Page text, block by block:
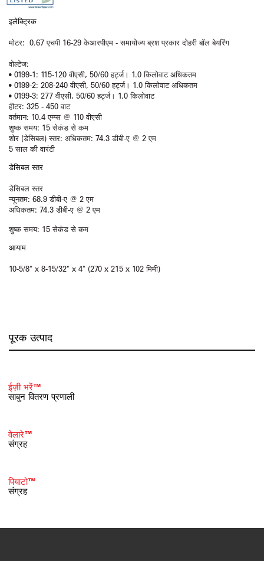
इलेक्ट्रिक
मोटर: 0.67 एचपी 16-29 केआरपीएम - समायोज्य ब्रश प्रकार दोहरी बॉल बेयरिंग
वोल्‍टेज:
• 0199-1: 115-120 वीएसी, 50/60 हर्ट्ज। 1.0 किलोवाट अधिकतम
• 0199-2: 208-240 वीएसी, 50/60 हर्ट्ज। 1.0 किलोवाट अधिकतम
• 0199-3: 277 वीएसी, 50/60 हर्ट्ज। 1.0 किलोवाट
हीटर: 325 - 450 वाट
वर्तमान: 10.4 एम्प्स @ 110 वीएसी
शुष्क समय: 15 सेकंड से कम
शोर (डेसिबल) स्तर: अधिकतम: 74.3 डीबी-ए @ 2 एम
5 साल की वारंटी
डेसिबल स्तर
डेसिबल स्तर
न्यूनतम: 68.9 डीबी-ए @ 2 एम
अधिकतम: 74.3 डीबी-ए @ 2 एम
शुष्क समय: 15 सेकंड से कम
आयाम
10-5/8" x 8-15/32" x 4" (270 x 215 x 102 मिमी)
पूरक उत्पाद
ईज़ी भरें™
साबुन वितरण प्रणाली
वेलारे™
संग्रह
पियाटो™
संग्रह